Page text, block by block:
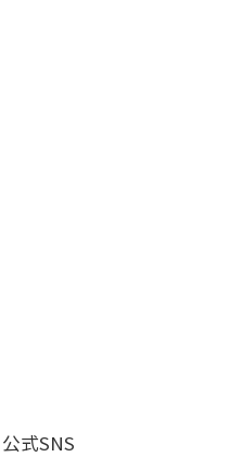
式SNS